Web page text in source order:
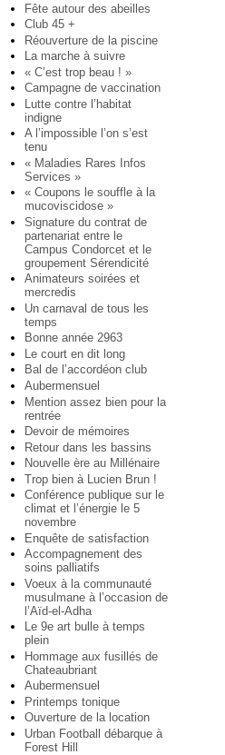
Fête autour des abeilles
Club 45 +
Réouverture de la piscine
La marche à suivre
« C’est trop beau ! »
Campagne de vaccination
Lutte contre l’habitat
indigne
A l’impossible l’on s’est
tenu
« Maladies Rares Infos
Services »
« Coupons le souffle à la
mucoviscidose »
Signature du contrat de
partenariat entre le
Campus Condorcet et le
groupement Sérendicité
Animateurs soirées et
mercredis
Un carnaval de tous les
temps
Bonne année 2963
Le court en dit long
Bal de l’accordéon club
Aubermensuel
Mention assez bien pour la
rentrée
Devoir de mémoires
Retour dans les bassins
Nouvelle ère au Millénaire
Trop bien à Lucien Brun !
Conférence publique sur le
climat et l’énergie le 5
novembre
Enquête de satisfaction
Accompagnement des
soins palliatifs
Voeux à la communauté
musulmane à l’occasion de
l’Aïd-el-Adha
Le 9e art bulle à temps
plein
Hommage aux fusillés de
Chateaubriant
Aubermensuel
Printemps tonique
Ouverture de la location
Urban Football débarque à
Forest Hill